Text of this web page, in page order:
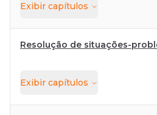
Exibir capítulos
Resolução de situações-
Exibir capítulos